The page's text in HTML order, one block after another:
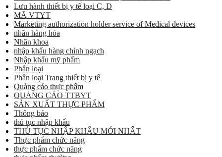
Lưu hành thiết bị y tế loại C, D
MÃ VTYT
Marketing authorization holder service of Medical devices
nhãn hàng hóa
Nhãn khoa
nhập khẩu hàng chính ngạch
Nhập khẩu mỹ phẩm
Phân loại
Phân loại Trang thiết bị y tế
Quảng cáo thực phẩm
QUẢNG CÁO TTBYT
SẢN XUẤT THỰC PHẨM
Thông báo
thủ tục nhập khẩu
THỦ TỤC NHẬP KHẨU MỚI NHẤT
Thực phẩm chức năng
thực phẩm chức năng